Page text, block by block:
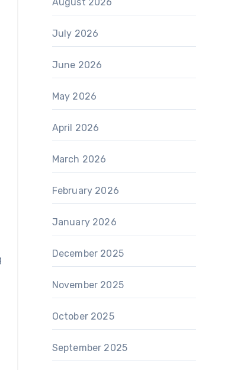
July 2026
June 2026
May 2026
April 2026
March 2026
February 2026
January 2026
December 2025
November 2025
October 2025
September 2025